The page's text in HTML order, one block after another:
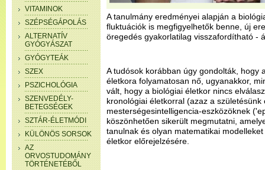
VITAMINOK
SZÉPSÉGÁPOLÁS
ALTERNATÍV
GYÓGYÁSZAT
GYÓGYTEÁK
SZEX
PSZICHOLÓGIA
SZENVEDÉLY-
BETEGSÉGEK
SZTÁR-ÉLETMÓDI
KÜLÖNÖS SORSOK
AZ
ORVOSTUDOMÁNY
TÖRTÉNETÉBŐL
A tanulmány eredményei alapján a
fluktuációk is megfigyelhetők benne, új
öregedés gyakorlatilag visszafordítható -
A tudósok korábban úgy gondolták, hogy
életkora folyamatosan nő, ugyanakkor,
vált, hogy a biológiai életkor nincs
kronológiai életkorral (azaz a
mesterségesintelligencia-eszközöknek
köszönhetően sikerült megmutatni,
tanulnak és olyan matematikai
életkor előrejelzésére.